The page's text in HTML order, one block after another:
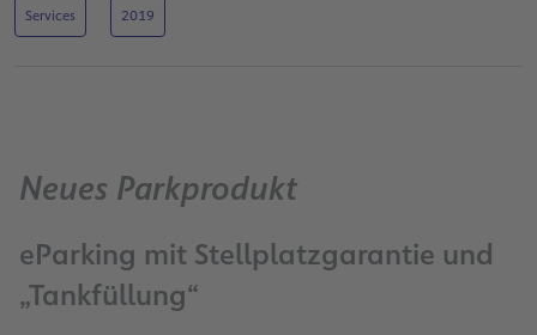
Services 2019
Neues Parkprodukt
eParking mit Stellplatzgarantie und
„Tankfüllung“